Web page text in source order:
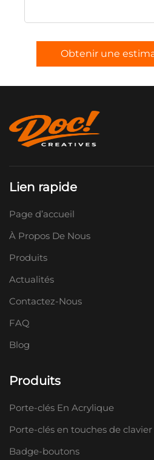
Obtenir une
Lien rapide
Page d’accueil
À Propos De Nous
Produits
Actualités
Contactez-Nous
FAQ
Blog
Produits
Porte-clés En Acrylique
Porte-clés en touches de clavier
Badge-boutons